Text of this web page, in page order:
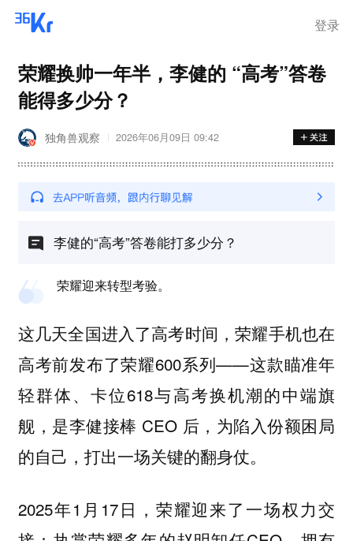
登录
荣耀换帅一年半，李健的 “高考”答卷
能得多少分？
独角兽观察 2026年06月09日 09:42
李健的“高考”答卷能打多少分？
荣耀迎来转型考验。
这几天全国进入了高考时间，荣耀手机也在
高考前发布了荣耀600系列——这款瞄准年
轻群体、卡位618与高考换机潮的中端旗
舰，是李健接棒 CEO 后，为陷入份额困局
的自己，打出一场关键的翻身仗。
2025年1月17日，荣耀迎来了一场权力交